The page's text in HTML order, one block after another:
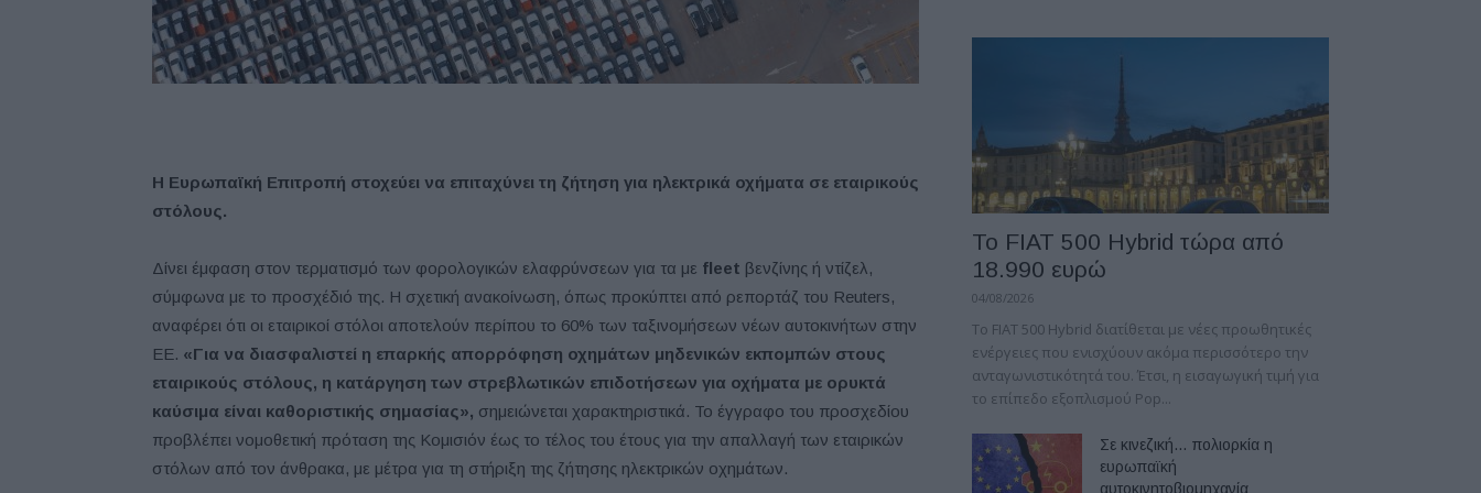
H Ευρωπαϊκή Επιτροπή στοχεύει να επιταχύνει τη ζήτηση για ηλεκτρικά οχήματα σε εταιρικούς
στόλους.
Δίνει έμφαση στον τερματισμό των φορολογικών ελαφρύνσεων για τα με fleet βενζίνης ή ντίζελ,
σύμφωνα με το προσχέδιό της. Η σχετική ανακοίνωση, όπως προκύπτει από ρεπορτάζ του Reuters,
αναφέρει ότι οι εταιρικοί στόλοι αποτελούν περίπου το 60% των ταξινομήσεων νέων αυτοκινήτων στην
ΕΕ. «Για να διασφαλιστεί η επαρκής απορρόφηση οχημάτων μηδενικών εκπομπών στους
εταιρικούς στόλους, η κατάργηση των στρεβλωτικών επιδοτήσεων για οχήματα με ορυκτά
καύσιμα είναι καθοριστικής σημασίας», σημειώνεται χαρακτηριστικά. Το έγγραφο του προσχεδίου
προβλέπει νομοθετική πρόταση της Κομισιόν έως το τέλος του έτους για την απαλλαγή των εταιρικών
στόλων από τον άνθρακα, με μέτρα για τη στήριξη της ζήτησης ηλεκτρικών οχημάτων.
Το FIAT 500 Hybrid τώρα από
18.990 ευρώ
04/08/2026
Το FIAT 500 Hybrid διατίθεται με νέες προωθητικές
ενέργειες που ενισχύουν ακόμα περισσότερο την
ανταγωνιστικότητά του. Έτσι, η εισαγωγική τιμή για
το επίπεδο εξοπλισμού Pop...
Σε κινεζική… πολιορκία η
ευρωπαϊκή
αυτοκινητοβιομηχανία